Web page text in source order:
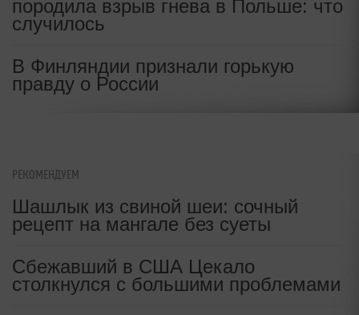
породила взрыв гнева в Польше: что
случилось
В Финляндии признали горькую
правду о России
РЕКОМЕНДУЕМ
Шашлык из свиной шеи: сочный
рецепт на мангале без суеты
Сбежавший в США Цекало
столкнулся с большими проблемами